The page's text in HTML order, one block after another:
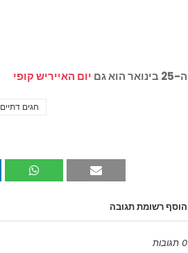
ה-25 בינואר הוא גם יום האייריש קופי
חגים דתיים
הוסף רשומת תגובה
0 תגובות